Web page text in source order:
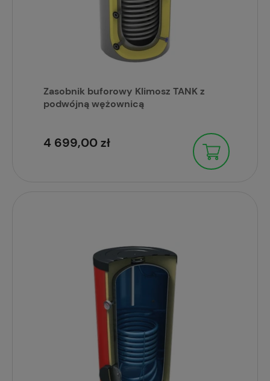
Zasobnik buforowy Klimosz TANK z
podwójną wężownicą
4 699,00 zł